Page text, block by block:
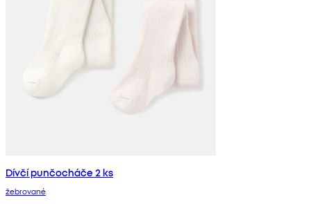
Dívčí punčocháče 2 ks
žebrované